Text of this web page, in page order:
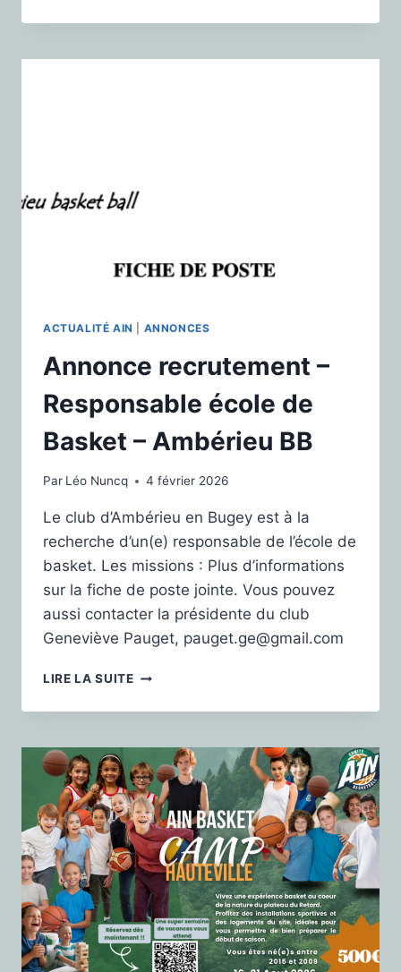
ACTUALITÉ AIN ANNONCES
Annonce recrutement –
Responsable école de
Basket – Ambérieu BB
Par Léo Nuncq 4 février 2026
Le club d’Ambérieu en Bugey est à la
recherche d’un(e) responsable de l’école de
basket. Les missions : Plus d’informations
sur la fiche de poste jointe. Vous pouvez
aussi contacter la présidente du club
Geneviève Pauget, pauget.ge@gmail.com
LIRE LA SUITE